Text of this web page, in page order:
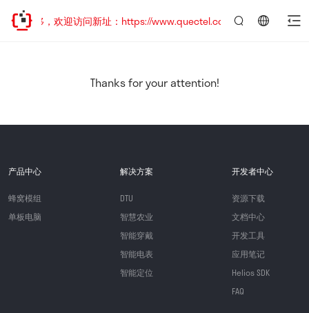
址已迁移，欢迎访问新址：https://www.quectel.com.cn
Thanks for your attention!
产品中心
蜂窝模组
单板电脑
解决方案
DTU
智慧农业
智能穿戴
智能电表
智能定位
开发者中心
资源下载
文档中心
开发工具
应用笔记
Helios SDK
FAQ